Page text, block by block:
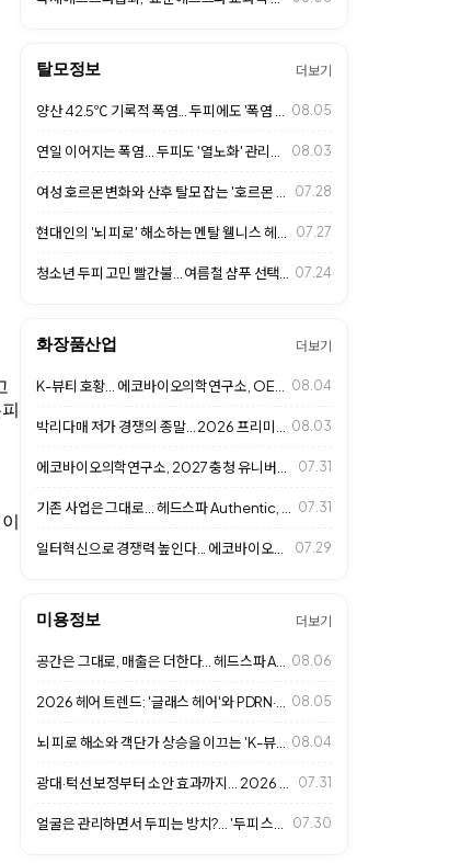
탈모정보 더보기
08.05
08.03
07.28
07.27
07.24
화장품산업 더보기
K-뷰티 호황... 에코바이오의학연구소, OEM·ODM 사업 확대 08.04
08.03
07.31
07.31
일터혁신으로 경쟁력 높인다... 에코바이오의학연구소, 상생컨설팅 MOU 체결 07.29
미용정보 더보기
08.06
08.05
뇌 피로 해소와 객단가 상승을 이끄는 'K-뷰티 헤드스파 & 웰니스 라운지' 성… 08.04
07.31
07.30